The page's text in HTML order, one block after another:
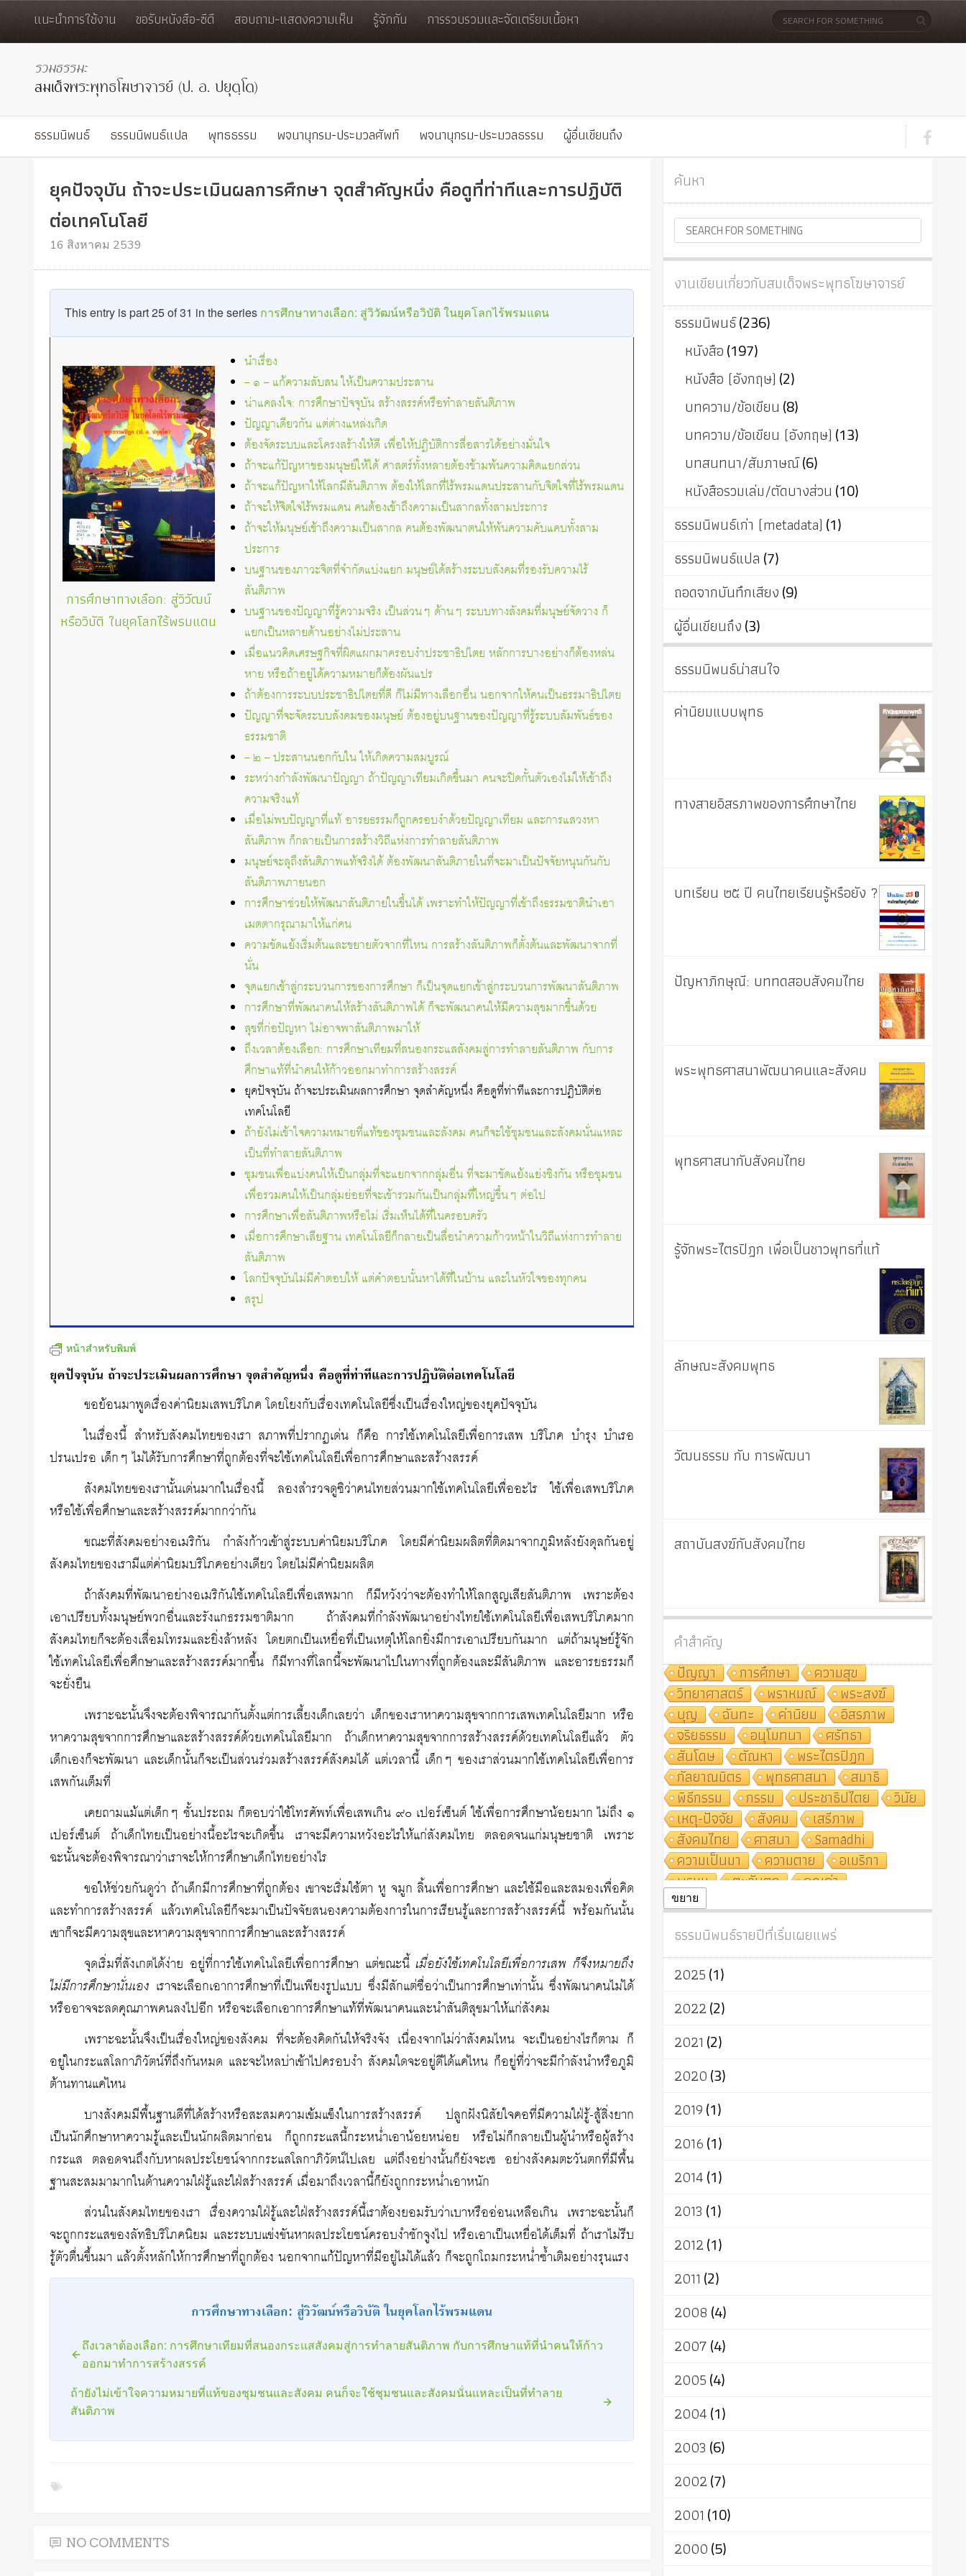
แนะนำการใช้งาน ขอรับหนังสือ-ซีดี สอบถาม-แสดงความเห็น รู้จักกัน การรวบรวมและจัดเตรียมเนื้อหา
ธรรมนิพนธ์ ธรรมนิพนธ์แปล พุทธธรรม พจนานุกรม-ประมวลศัพท์ พจนานุกรม-ประมวลธรรม ผู้อื่นเขียนถึง
ยุคปัจจุบัน ถ้าจะประเมินผลการศึกษา จุดสำคัญหนึ่ง คือดูที่ท่าทีและการปฏิบัติ
ต่อเทคโนโลยี
16 สิงหาคม 2539
This entry is part 25 of 31 in the series การศึกษาทางเลือก: สู่วิวัฒน์หรือวิบัติ ในยุคโลกไร้พรมแดน
การศึกษาทางเลือก: สู่วิวัฒน์
หรือวิบัติ ในยุคโลกไร้พรมแดน
นำเรื่อง
– ๑ – แก้ความสับสน ให้เป็นความประสาน
น่าแคลงใจ: การศึกษาปัจจุบัน สร้างสรรค์หรือทำลายสันติภาพ
ปัญญาเดียวกัน แต่ต่างแหล่งเกิด
ต้องจัดระบบและโครงสร้างให้ดี เพื่อให้ปฏิบัติการสื่อสารได้อย่างมั่นใจ
ถ้าจะแก้ปัญหาของมนุษย์ให้ได้ ศาสตร์ทั้งหลายต้องข้ามพ้นความคิดแยกส่วน
ถ้าจะแก้ปัญหาให้โลกมีสันติภาพ ต้องให้โลกที่ไร้พรมแดนประสานกับจิตใจที่ไร้พรมแดน
ถ้าจะให้จิตใจไร้พรมแดน คนต้องเข้าถึงความเป็นสากลทั้งสามประการ
ถ้าจะให้มนุษย์เข้าถึงความเป็นสากล คนต้องพัฒนาตนให้พ้นความคับแคบทั้งสาม
ประการ
บนฐานของภาวะจิตที่จำกัดแบ่งแยก มนุษย์ได้สร้างระบบสังคมที่รองรับความไร้
สันติภาพ
บนฐานของปัญญาที่รู้ความจริง เป็นส่วนๆ ด้านๆ ระบบทางสังคมที่มนุษย์จัดวาง ก็
แยกเป็นหลายด้านอย่างไม่ประสาน
เมื่อแนวคิดเศรษฐกิจที่ผิดแผกมาครอบงำประชาธิปไตย หลักการบางอย่างก็ต้องหล่น
หาย หรือถ้าอยู่ได้ความหมายก็ต้องผันแปร
ถ้าต้องการระบบประชาธิปไตยที่ดี ก็ไม่มีทางเลือกอื่น นอกจากให้คนเป็นธรรมาธิปไตย
ปัญญาที่จะจัดระบบสังคมของมนุษย์ ต้องอยู่บนฐานของปัญญาที่รู้ระบบสัมพันธ์ของ
ธรรมชาติ
– ๒ – ประสานนอกกับใน ให้เกิดความสมบูรณ์
ระหว่างกำลังพัฒนาปัญญา ถ้าปัญญาเทียมเกิดขึ้นมา คนจะปิดกั้นตัวเองไม่ให้เข้าถึง
ความจริงแท้
เมื่อไม่พบปัญญาที่แท้ อารยธรรมก็ถูกครอบงำด้วยปัญญาเทียม และการแสวงหา
สันติภาพ ก็กลายเป็นการสร้างวิถีแห่งการทำลายสันติภาพ
มนุษย์จะลุถึงสันติภาพแท้จริงได้ ต้องพัฒนาสันติภายในที่จะมาเป็นปัจจัยหนุนกันกับ
สันติภาพภายนอก
การศึกษาช่วยให้พัฒนาสันติภายในขึ้นได้ เพราะทำให้ปัญญาที่เข้าถึงธรรมชาตินำเอา
เมตตากรุณามาให้แก่คน
ความขัดแย้งเริ่มต้นและขยายตัวจากที่ไหน การสร้างสันติภาพก็ตั้งต้นและพัฒนาจากที่
นั่น
จุดแยกเข้าสู่กระบวนการของการศึกษา ก็เป็นจุดแยกเข้าสู่กระบวนการพัฒนาสันติภาพ
การศึกษาที่พัฒนาคนให้สร้างสันติภาพได้ ก็จะพัฒนาคนให้มีความสุขมากขึ้นด้วย
สุขที่ก่อปัญหา ไม่อาจพาสันติภาพมาให้
ถึงเวลาต้องเลือก: การศึกษาเทียมที่สนองกระแสสังคมสู่การทำลายสันติภาพ กับการ
ศึกษาแท้ที่นำคนให้ก้าวออกมาทำการสร้างสรรค์
ยุคปัจจุบัน ถ้าจะประเมินผลการศึกษา จุดสำคัญหนึ่ง คือดูที่ท่าทีและการปฏิบัติต่อ
เทคโนโลยี
ถ้ายังไม่เข้าใจความหมายที่แท้ของชุมชนและสังคม คนก็จะใช้ชุมชนและสังคมนั่นแหละ
เป็นที่ทำลายสันติภาพ
ชุมชนเพื่อแบ่งคนให้เป็นกลุ่มที่จะแยกจากกลุ่มอื่น ที่จะมาขัดแย้งแย่งชิงกัน หรือชุมชน
เพื่อรวมคนให้เป็นกลุ่มย่อยที่จะเข้ารวมกันเป็นกลุ่มที่ใหญ่ขึ้นๆ ต่อไป
การศึกษาเพื่อสันติภาพหรือไม่ เริ่มเห็นได้ที่ในครอบครัว
เมื่อการศึกษาเสียฐาน เทคโนโลยีก็กลายเป็นสื่อนำความก้าวหน้าในวิถีแห่งการทำลาย
สันติภาพ
โลกปัจจุบันไม่มีคำตอบให้ แต่คำตอบนั้นหาได้ที่ในบ้าน และในหัวใจของทุกคน
สรุป
หน้าสำหรับพิมพ์
ยุคปัจจุบัน ถ้าจะประเมินผลการศึกษา จุดสำคัญหนึ่ง คือดูที่ท่าทีและการปฏิบัติต่อเทคโนโลยี
ขอย้อนมาพูดเรื่องค่านิยมเสพบริโภค โดยโยงกับเรื่องเทคโนโลยีซึ่งเป็นเรื่องใหญ่ของยุคปัจจุบัน
ในเรื่องนี้ สำหรับสังคมไทยของเรา สภาพที่ปรากฏเด่น ก็คือ การใช้เทคโนโลยีเพื่อการเสพ บริโภค บำรุง บำเรอ
ปรนเปรอ เด็กๆ ไม่ได้รับการศึกษาที่ถูกต้องที่จะใช้เทคโนโลยีเพื่อการศึกษาและสร้างสรรค์
สังคมไทยของเรานั้นเด่นมากในเรื่องนี้ ลองสำรวจดูซิว่าคนไทยส่วนมากใช้เทคโนโลยีเพื่ออะไร ใช้เพื่อเสพบริโภค
หรือใช้เพื่อศึกษาและสร้างสรรค์มากกว่ากัน
ขณะที่สังคมอย่างอเมริกัน กำลังก้าวเข้าสู่ระบบค่านิยมบริโภค โดยมีค่านิยมผลิตที่ติดมาจากภูมิหลังยังดุลกันอยู่
สังคมไทยของเรามีแต่ค่านิยมบริโภคอย่างเดียว โดยไม่มีค่านิยมผลิต
ถ้าสังคมที่พัฒนาอย่างอเมริกันใช้เทคโนโลยีเพื่อเสพมาก ก็มีหวังว่าจะต้องทำให้โลกสูญเสียสันติภาพ เพราะต้อง
เอาเปรียบทั้งมนุษย์พวกอื่นและรังแกธรรมชาติมาก ถ้าสังคมที่กำลังพัฒนาอย่างไทยใช้เทคโนโลยีเพื่อเสพบริโภคมาก
สังคมไทยก็จะต้องเสื่อมโทรมและยิ่งล้าหลัง โดยตกเป็นเหยื่อที่เป็นเหตุให้โลกยิ่งมีการเอาเปรียบกันมาก แต่ถ้ามนุษย์รู้จัก
ใช้เทคโนโลยีเพื่อศึกษาและสร้างสรรค์มากขึ้น ก็มีทางที่โลกนี้จะพัฒนาไปในทางที่ถูกต้องและมีสันติภาพ และอารยธรรมก็
จะยั่งยืน
เพราะฉะนั้นจึงจะต้องพิจารณากันตั้งแต่การเลี้ยงเด็กเลยว่า เด็กของเราหาความสุขจากการเสพเทคโนโลยีมาก หรือ
หาความสุขจากการศึกษาและสร้างสรรค์ด้วยเทคโนโลยีมาก ถ้าเด็กหาความสุขจากการสร้างสรรค์ด้วยเทคโนโลยีแล้ว ตัว
เด็กเองก็จะพัฒนา และเด็กนั้นก็จะเป็นส่วนร่วมสร้างสรรค์สังคมได้ แต่เวลานี้ เด็กๆ ของเราส่วนมากใช้เทคโนโลยีเพื่อการ
เสพกันเต็มที่
เคยถามแม้แต่เด็กๆ ชั้นประถม ก็ตอบว่าใช้โทรศัพท์เพื่อเสพเกิน ๙๐ เปอร์เซ็นต์ ใช้เพื่อการศึกษาน้อยมาก ไม่ถึง ๑
เปอร์เซ็นต์ ถ้าเด็กไทยเป็นอย่างนี้อะไรจะเกิดขึ้น เราจะมีความหวังอะไรให้แก่สังคมไทย ตลอดจนแก่มนุษยชาติ เพราะ
ฉะนั้นจะต้องพิจารณาว่าเราจะให้การศึกษาเด็กไทยอย่างไร
ขอให้ช่วยกันดูว่า ถ้าเด็กมีการศึกษาที่ถูกต้อง เขาจะเริ่มใช้ตา หู จมูก ลิ้นเพื่อการศึกษา และใช้มือและสมองเพื่อคิด
และทำการสร้างสรรค์ แล้วเทคโนโลยีก็จะมาเป็นปัจจัยสนองความต้องการในการเรียนรู้และการสร้างสรรค์นี้ พร้อมกันนั้น
เขาก็จะมีความสุขและหาความสุขจากการศึกษาและสร้างสรรค์
จุดเริ่มที่สังเกตได้ง่าย อยู่ที่การใช้เทคโนโลยีเพื่อการศึกษา แต่ขณะนี้เมื่อยังใช้เทคโนโลยีเพื่อการเสพ ก็จึงหมายถึง
ไม่มีการศึกษานั่นเอง เราจะเลือกเอาการศึกษาที่เป็นเพียงรูปแบบ ซึ่งมีสักแต่ชื่อว่าเป็นการศึกษาเท่านั้น ซึ่งพัฒนาคนไม่ได้
หรืออาจจะลดคุณภาพคนลงไปอีก หรือจะเลือกเอาการศึกษาแท้ที่พัฒนาคนและนำสันติสุขมาให้แก่สังคม
เพราะฉะนั้นจึงเป็นเรื่องใหญ่ของสังคม ที่จะต้องคิดกันให้จริงจัง เนื่องจากไม่ว่าสังคมไหน จะเป็นอย่างไรก็ตาม ก็
อยู่ในกระแสโลกาภิวัตน์ที่ถึงกันหมด และจะไหลบ่าเข้าไปครอบงำ สังคมใดจะอยู่ดีได้แค่ไหน ก็อยู่ที่ว่าจะมีกำลังนำหรือภูมิ
ต้านทานแค่ไหน
บางสังคมมีพื้นฐานดีที่ได้สร้างหรือสะสมความเข้มแข็งในการสร้างสรรค์ ปลูกฝังนิสัยใจคอที่มีความใฝ่รู้-สู้สิ่งยาก
เป็นนักศึกษาหาความรู้และเป็นนักผลิตมาก่อน ก็ถูกกระแสนี้กระหน่ำเอาน้อยหน่อย หรือไม่ก็กลายเป็นผู้นำหรือผู้สร้าง
กระแส ตลอดจนถึงกับหาผลประโยชน์จากกระแสโลกาภิวัตน์ไปเลย แต่ถึงอย่างนั้นก็ยังจะเซ อย่างสังคมตะวันตกที่มีพื้น
ฐานสะสมมามากในด้านความใฝ่รู้และใฝ่สร้างสรรค์ เมื่อมาถึงเวลานี้ก็ยังถูกกระหน่ำเอาหนัก
ส่วนในสังคมไทยของเรา เรื่องความใฝ่รู้และใฝ่สร้างสรรค์นี้เราต้องยอมรับว่าเบาหรืออ่อนเหลือเกิน เพราะฉะนั้นก็
จะถูกกระแสของลัทธิบริโภคนิยม และระบบแข่งขันหาผลประโยชน์ครอบงำชักจูงไป หรือเอาเป็นเหยื่อได้เต็มที่ ถ้าเราไม่รีบ
รู้ตัวตื่นขึ้นมา แล้วตั้งหลักให้การศึกษาที่ถูกต้อง นอกจากแก้ปัญหาที่มีอยู่ไม่ได้แล้ว ก็จะถูกโถมกระหน่ำซ้ำเติมอย่างรุนแรง
การศึกษาทางเลือก: สู่วิวัฒน์หรือวิบัติ ในยุคโลกไร้พรมแดน
ถึงเวลาต้องเลือก: การศึกษาเทียมที่สนองกระแสสังคมสู่การทำลายสันติภาพ กับการศึกษาแท้ที่นำคนให้ก้าว
ออกมาทำการสร้างสรรค์
ถ้ายังไม่เข้าใจความหมายที่แท้ของชุมชนและสังคม คนก็จะใช้ชุมชนและสังคมนั่นแหละเป็นที่ทำลาย
สันติภาพ
NO COMMENTS
ค้นหา
งานเขียนเกี่ยวกับสมเด็จพระพุทธโฆษาจารย์
ธรรมนิพนธ์(236)
หนังสือ(197)
หนังสือ (อังกฤษ) (2)
บทความ/ข้อเขียน (8)
บทความ/ข้อเขียน (อังกฤษ) (13)
บทสนทนา/สัมภาษณ์(6)
หนังสือรวมเล่ม/ตัดบางส่วน (10)
ธรรมนิพนธ์เก่า (metadata) (1)
ธรรมนิพนธ์แปล (7)
ถอดจากบันทึกเสียง(9)
ผู้อื่นเขียนถึง(3)
ธรรมนิพนธ์น่าสนใจ
ค่านิยมแบบพุทธ
ทางสายอิสรภาพของการศึกษาไทย
บทเรียน ๒๕ ปี คนไทยเรียนรู้หรือยัง ?
ปัญหาภิกษุณี: บททดสอบสังคมไทย
พระพุทธศาสนาพัฒนาคนและสังคม
พุทธศาสนากับสังคมไทย
รู้จักพระไตรปิฎก เพื่อเป็นชาวพุทธที่แท้
ลักษณะสังคมพุทธ
วัฒนธรรม กับ การพัฒนา
สถาบันสงฆ์กับสังคมไทย
คำสำคัญ
ปัญญา
การศึกษา
ความสุข
วิทยาศาสตร์
พราหมณ์
พระสงฆ์
บุญ
ฉันทะ ค่านิยม
อิสรภาพ
จริยธรรม
อนุโมทนา
ศรัทธา
สันโดษ
ตัณหา
พระไตรปิฎก
กัลยาณมิตร
พุทธศาสนา
สมาธิ
พิธีกรรม
กรรม ประชาธิปไตย
วินัย
เหตุ-ปัจจัย
สังคม
เสรีภาพ
สังคมไทย
ศาสนา
Samādhi
ความเป็นมา
ความตาย
อเมริกา
พรหม
ตะวันตก
คุณค่า
ปฏิจจสมุปบาท
ศาสนาประจำชาติ
ผู้บริโภค
ธรรมาธิปไตย
การแยกรัฐกับศาสนา
ธรรมชาติ
เทคโนโลยี
พุทธบริษัท
วัฒนธรรม
ขยาย
ธรรมนิพนธ์รายปีที่เริ่มเผยแพร่
2025(1)
2022(2)
2021 (2)
2020(3)
2019(1)
2016(1)
2014(1)
2013 (1)
2012(1)
2011 (2)
2008 (4)
2007(4)
2005(4)
2004(1)
2003 (6)
2002(7)
2001 (10)
2000(5)